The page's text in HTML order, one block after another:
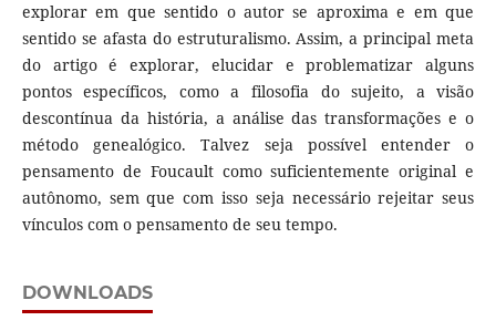
explorar em que sentido o autor se aproxima e em que
sentido se afasta do estruturalismo. Assim, a principal meta
do artigo é explorar, elucidar e problematizar alguns
pontos específicos, como a filosofia do sujeito, a visão
descontínua da história, a análise das transformações e o
método genealógico. Talvez seja possível entender o
pensamento de Foucault como suficientemente original e
autônomo, sem que com isso seja necessário rejeitar seus
vínculos com o pensamento de seu tempo.
DOWNLOADS